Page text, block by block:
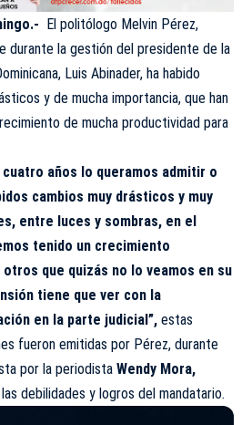
El politólogo Melvin Pérez,
durante la gestión del presidente de la
Luis Abinader, ha habido
y de mucha importancia, que han
de mucha productividad para
cuatro años lo queramos admitir o
cambios muy drásticos y muy
entre luces y sombras, en el
tenido un crecimiento
que quizás no lo veamos en su
tiene que ver con la
en la parte judicial”, estas
fueron emitidas por Pérez, durante
por la periodista Wendy Mora,
debilidades y logros del mandatario.